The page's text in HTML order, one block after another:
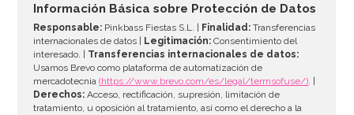
Información Básica sobre Protección de Datos
Responsable: Pinkbass Fiestas S.L. | Finalidad: Transferencias
internacionales de datos |
Legitimación: Consentimiento del
interesado. | Transferencias internacionales de datos:
Usamos Brevo como plataforma de automatización de
mercadotecnia(https://www.brevo.com/es/legal/termsofuse/). |
Derechos: Acceso, rectificación, supresión, limitación de
tratamiento, u oposición al tratamiento, así como el derecho a la